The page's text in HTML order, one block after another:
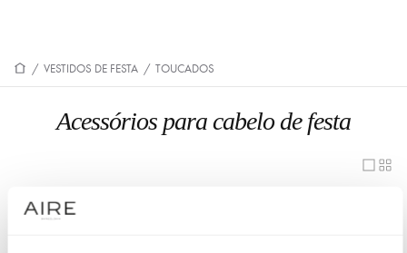
/ VESTIDOS DE FESTA / TOUCADOS
Acessórios para cabelo de festa
1QT02TOC00